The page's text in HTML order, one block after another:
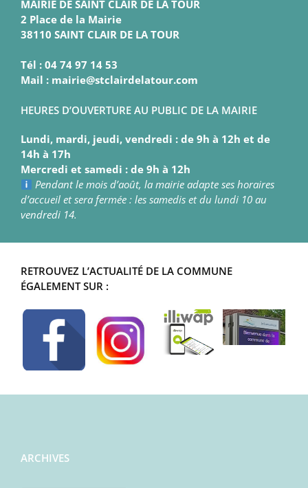
MAIRIE DE SAINT CLAIR DE LA TOUR
2 Place de la Mairie
38110 SAINT CLAIR DE LA TOUR
Tél : 04 74 97 14 53
Mail : mairie@stclairdelatour.com
HEURES D’OUVERTURE AU PUBLIC DE LA MAIRIE
Lundi, mardi, jeudi, vendredi : de 9h à 12h et de
14h à 17h
Mercredi et samedi : de 9h à 12h
Pendant le mois d’août, la mairie adapte ses horaires
d’accueil et sera fermée : les samedis et du lundi 10 au
vendredi 14.
RETROUVEZ L’ACTUALITÉ DE LA COMMUNE
ÉGALEMENT SUR :
ARCHIVES